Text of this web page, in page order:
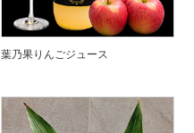
葉乃果りんごジュース